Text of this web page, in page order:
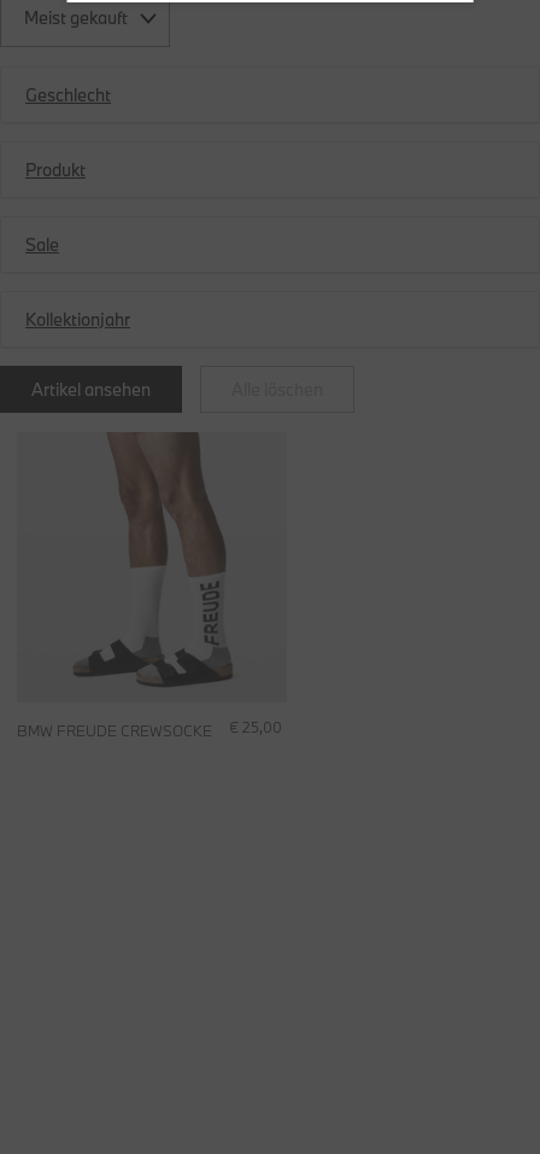
Meist gekauft
Geschlecht
Produkt
Sale
Kollektionjahr
Artikel ansehen
€ 25,00
BMW FREUDE CREWSOCKE